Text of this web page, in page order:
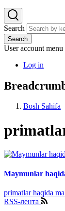
Search
Search
User account menu
Log in
Bosh Sahifa
Maymunlar
primatlar haqida
RSS-лента